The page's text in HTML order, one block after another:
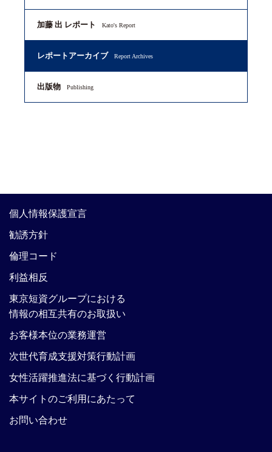
加藤 出 レポート Kato's Report
レポートアーカイブ Report Archives
出版物 Publishing
個人情報保護宣言
勧誘方針
倫理コード
利益相反
東京短資グループにおける
情報の相互共有のお取扱い
お客様本位の業務運営
次世代育成支援対策行動計画
女性活躍推進法に基づく行動計画
本サイトのご利用にあたって
お問い合わせ